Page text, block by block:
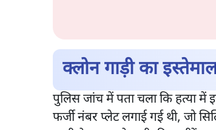
क्लोन गाड़ी का
पुलिस जांच में पता चला कि हत्या में
फर्जी नंबर प्लेट लगाई गई थी, जो